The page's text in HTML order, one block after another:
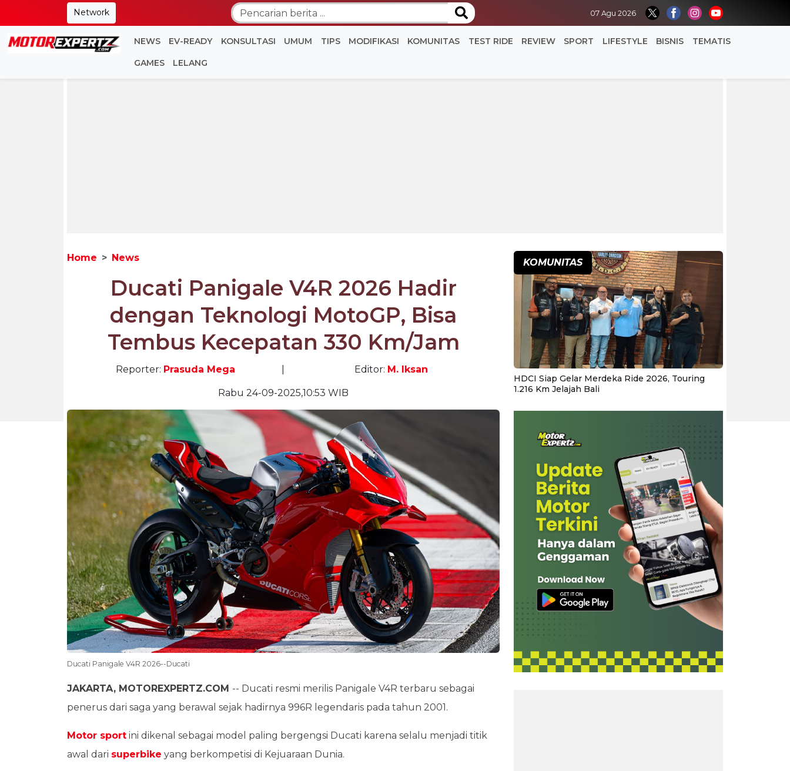
Network 07 Agu 2026
NEWS EV-READY KONSULTASI UMUM TIPS MODIFIKASI KOMUNITAS TEST RIDE REVIEW SPORT LIFESTYLE BISNIS TEMATIS
GAMES LELANG
Home News
Ducati Panigale V4R 2026 Hadir
dengan Teknologi MotoGP, Bisa
Tembus Kecepatan 330 Km/Jam
Reporter: Prasuda Mega Editor: M. Iksan
Rabu 24-09-2025,10:53 WIB
Ducati Panigale V4R 2026--Ducati
JAKARTA, MOTOREXPERTZ.COM -- Ducati resmi merilis Panigale V4R terbaru sebagai
penerus dari saga yang berawal sejak hadirnya 996R legendaris pada tahun 2001.
Motor sport ini dikenal sebagai model paling bergengsi Ducati karena selalu menjadi titik
awal dari superbike yang berkompetisi di Kejuaraan Dunia.
KOMUNITAS
HDCI Siap Gelar Merdeka Ride 2026, Touring
1.216 Km Jelajah Bali